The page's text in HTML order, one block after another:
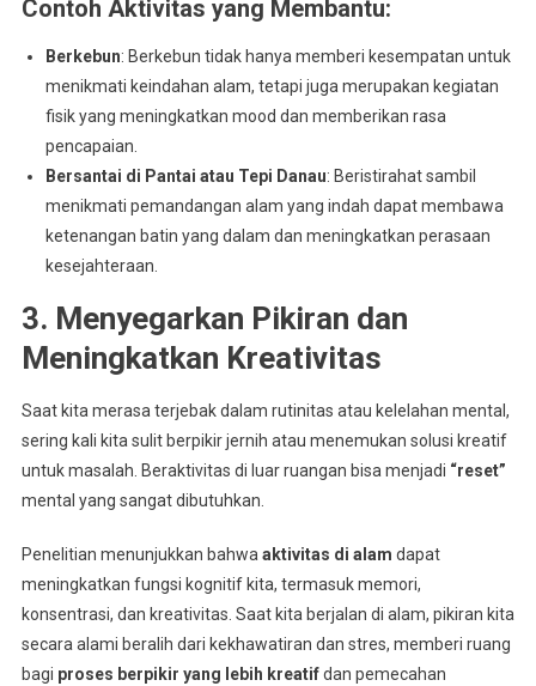
Contoh Aktivitas yang Membantu:
Berkebun: Berkebun tidak hanya memberi kesempatan untuk
menikmati keindahan alam, tetapi juga merupakan kegiatan
fisik yang meningkatkan mood dan memberikan rasa
pencapaian.
Bersantai di Pantai atau Tepi Danau: Beristirahat sambil
menikmati pemandangan alam yang indah dapat membawa
ketenangan batin yang dalam dan meningkatkan perasaan
kesejahteraan.
3. Menyegarkan Pikiran dan
Meningkatkan Kreativitas
Saat kita merasa terjebak dalam rutinitas atau kelelahan mental,
sering kali kita sulit berpikir jernih atau menemukan solusi kreatif
untuk masalah. Beraktivitas di luar ruangan bisa menjadi “reset”
mental yang sangat dibutuhkan.
Penelitian menunjukkan bahwaaktivitas di alam dapat
meningkatkan fungsi kognitif kita, termasuk memori,
konsentrasi, dan kreativitas. Saat kita berjalan di alam, pikiran kita
secara alami beralih dari kekhawatiran dan stres, memberi ruang
bagi proses berpikir yang lebih kreatifdan pemecahan